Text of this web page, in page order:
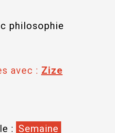
philosophie
avec : Zize
: Semaine